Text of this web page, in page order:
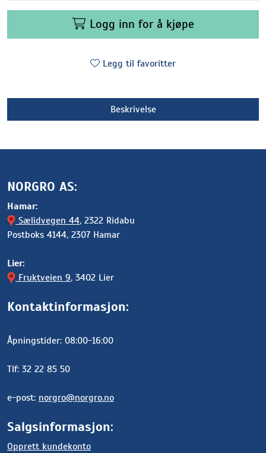
Logg inn for å kjøpe
Legg til favoritter
Beskrivelse
NORGRO AS:
Hamar:
Sælidvegen 44, 2322 Ridabu
Postboks 4144, 2307 Hamar
Lier:
Fruktveien 9, 3402 Lier
Kontaktinformasjon:
Åpningstider: 08:00-16:00
Tlf: 32 22 85 50
e-post: norgro@norgro.no
Salgsinformasjon:
Opprett kundekonto